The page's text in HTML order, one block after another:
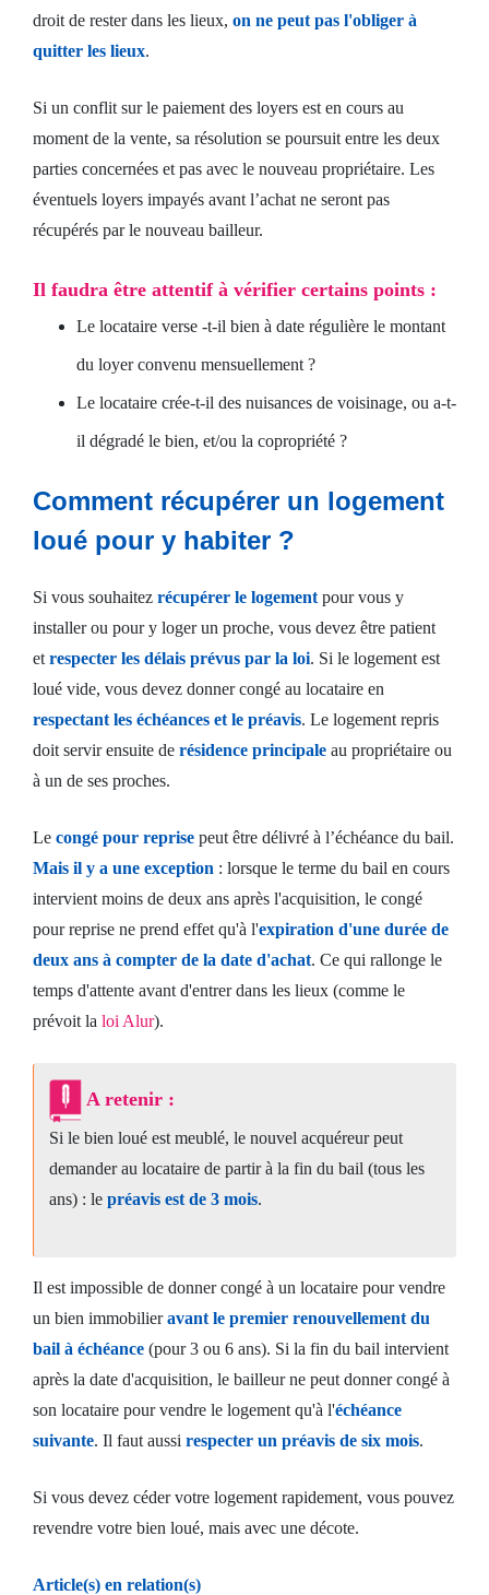
droit de rester dans les lieux, on ne peut pas l'obliger à
quitter les lieux.
Si un conflit sur le paiement des loyers est en cours au
moment de la vente, sa résolution se poursuit entre les deux
parties concernées et pas avec le nouveau propriétaire. Les
éventuels loyers impayés avant l’achat ne seront pas
récupérés par le nouveau bailleur.
Il faudra être attentif à vérifier certains points :
Le locataire verse -t-il bien à date régulière le montant
du loyer convenu mensuellement ?
Le locataire crée-t-il des nuisances de voisinage, ou a-t-
il dégradé le bien, et/ou la copropriété ?
Comment récupérer un logement
loué pour y habiter ?
Si vous souhaitez récupérer le logement pour vous y
installer ou pour y loger un proche, vous devez être patient
et respecter les délais prévus par la loi. Si le logement est
loué vide, vous devez donner congé au locataire en
respectant les échéances et le préavis. Le logement repris
doit servir ensuite de résidence principale au propriétaire ou
à un de ses proches.
Le congé pour reprise peut être délivré à l’échéance du bail.
Mais il y a une exception : lorsque le terme du bail en cours
intervient moins de deux ans après l'acquisition, le congé
pour reprise ne prend effet qu'à l'expiration d'une durée de
deux ans à compter de la date d'achat. Ce qui rallonge le
temps d'attente avant d'entrer dans les lieux (comme le
prévoit la loi Alur).
A retenir :
Si le bien loué est meublé, le nouvel acquéreur peut
demander au locataire de partir à la fin du bail (tous les
ans) : le préavis est de 3 mois.
Il est impossible de donner congé à un locataire pour vendre
un bien immobilieravant le premier renouvellement du
bail à échéance (pour 3 ou 6 ans). Si la fin du bail intervient
après la date d'acquisition, le bailleur ne peut donner congé à
son locataire pour vendre le logement qu'à l'échéance
suivante. Il faut aussi respecter un préavis de six mois.
Si vous devez céder votre logement rapidement, vous pouvez
revendre votre bien loué, mais avec une décote.
Article(s) en relation(s)